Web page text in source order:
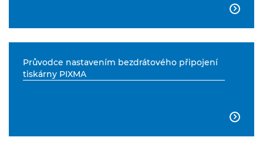

Průvodce nastavením bezdrátového připojení
tiskárny PIXMA
